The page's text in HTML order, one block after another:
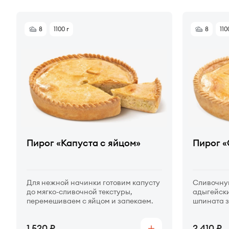
8 1100 г
Пирог «Капуста с яйцом»
Для нежной начинки готовим капусту
до мягко-сливочной текстуры,
перемешиваем с яйцом и запекаем.
8
Пирог
шпината